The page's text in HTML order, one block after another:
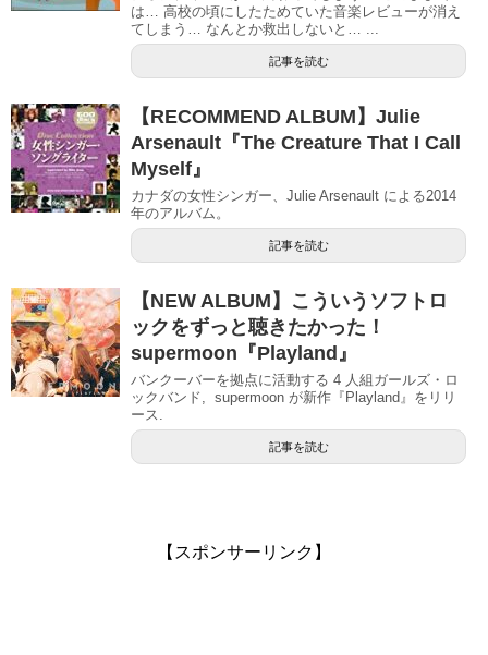
は… 高校の頃にしたためていた音楽レビューが消え
てしまう… なんとか救出しないと… ...
記事を読む
【RECOMMEND ALBUM】Julie
Arsenault『The Creature That I Call
Myself』
カナダの女性シンガー、Julie Arsenault による2014
年のアルバム。
記事を読む
【NEW ALBUM】こういうソフトロ
ックをずっと聴きたかった！
supermoon『Playland』
バンクーバーを拠点に活動する 4 人組ガールズ・ロ
ックバンド, supermoon が新作『Playland』をリリ
ース.
記事を読む
【スポンサーリンク】